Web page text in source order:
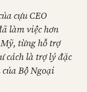
cựu CEO
làm việc hơn
từng hỗ trợ
cách là trợ lý đặc
Bộ Ngoại